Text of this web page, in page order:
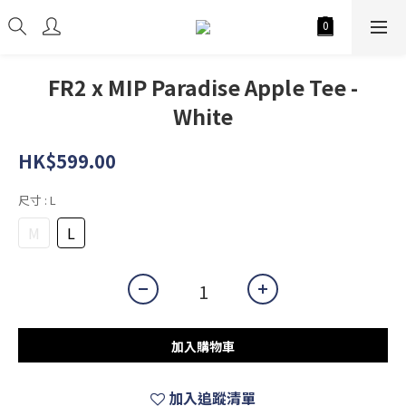
FR2 x MIP Paradise Apple Tee -
White
HK$599.00
尺寸 : L
M L
加入購物車
加入追蹤清單